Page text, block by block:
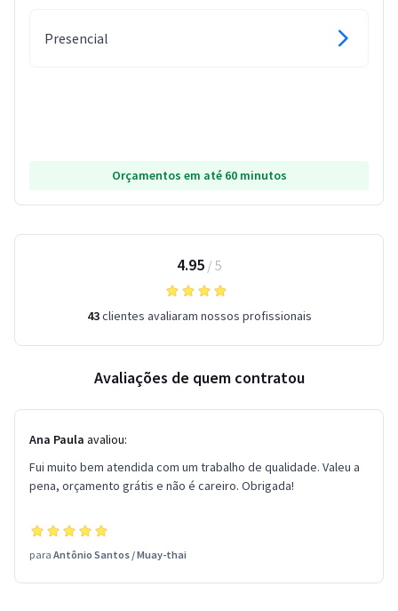
Presencial
Orçamentos em até 60 minutos
4.95/ 5
43clientes avaliaram nossos profissionais
Avaliações de quem contratou
Ana Paula avaliou:
Fui muito bem atendida com um trabalho de qualidade. Valeu a
pena, orçamento grátis e não é careiro. Obrigada!
para Antônio Santos /Muay-thai